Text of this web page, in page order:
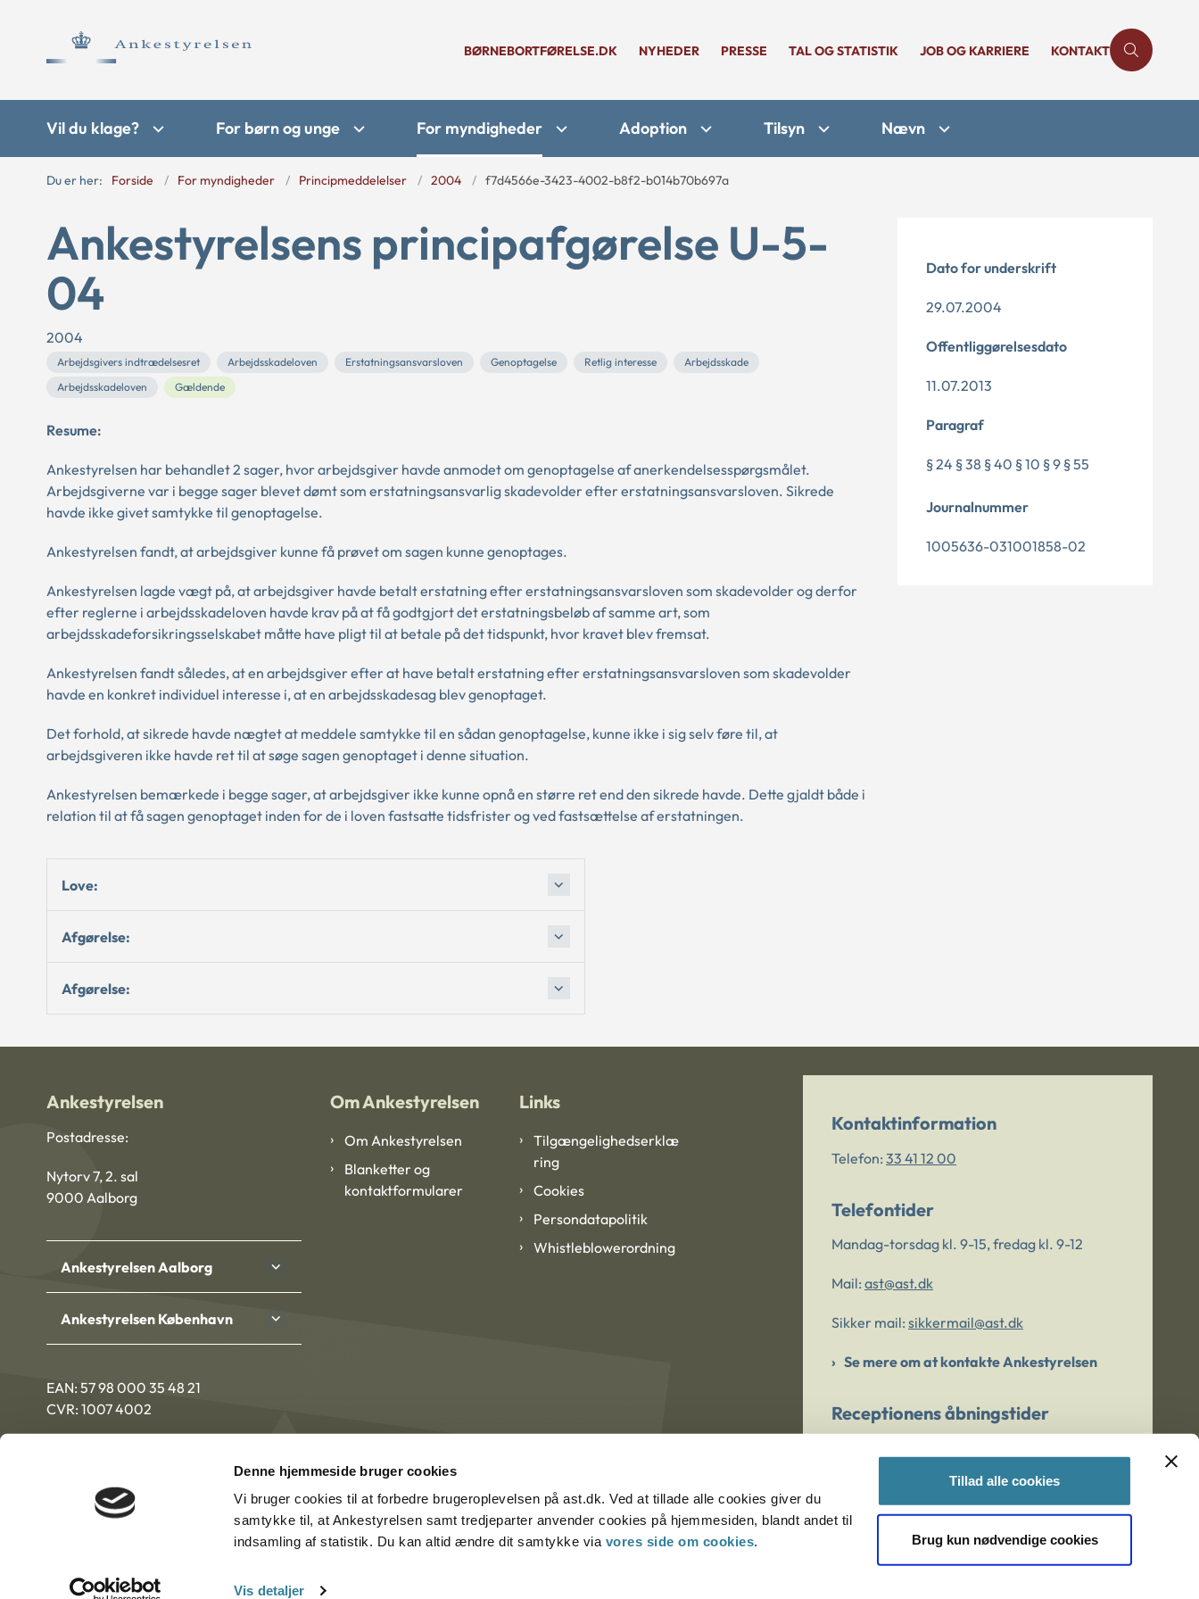
Denne hjemmeside bruger cookies
Vi bruger cookies til at forbedre brugeroplevelsen på ast.dk. Ved at tillade alle cookies giver du
samtykke til, at Ankestyrelsen samt tredjeparter anvender cookies på hjemmesiden, blandt andet til
indsamling af statistik. Du kan altid ændre dit samtykke via vores side om cookies.
Vis detaljer
Tillad alle cookies
Brug kun nødvendige cookies
BØRNEBORTFØRELSE.DK NYHEDER PRESSE TAL OG STATISTIK JOB OG KARRIERE KONTAKT
Vil du klage? For børn og unge For myndigheder Adoption Tilsyn Nævn
Du er her: Forside For myndigheder Principmeddelelser 2004 f7d4566e-3423-4002-b8f2-b014b70b697a
Ankestyrelsens principafgørelse U-5-
04
2004
Arbejdsgivers indtrædelsesret Arbejdsskadeloven Erstatningsansvarsloven Genoptagelse Retlig interesse
Arbejdsskade
Arbejdsskadeloven
Gældende
Resume:
Ankestyrelsen har behandlet 2 sager, hvor arbejdsgiver havde anmodet om genoptagelse af anerkendelsesspørgsmålet.
Arbejdsgiverne var i begge sager blevet dømt som erstatningsansvarlig skadevolder efter erstatningsansvarsloven. Sikrede
havde ikke givet samtykke til genoptagelse.
Ankestyrelsen fandt, at arbejdsgiver kunne få prøvet om sagen kunne genoptages.
Ankestyrelsen lagde vægt på, at arbejdsgiver havde betalt erstatning efter erstatningsansvarsloven som skadevolder og derfor
efter reglerne i arbejdsskadeloven havde krav på at få godtgjort det erstatningsbeløb af samme art, som
arbejdsskadeforsikringsselskabet måtte have pligt til at betale på det tidspunkt, hvor kravet blev fremsat.
Ankestyrelsen fandt således, at en arbejdsgiver efter at have betalt erstatning efter erstatningsansvarsloven som skadevolder
havde en konkret individuel interesse i, at en arbejdsskadesag blev genoptaget.
Det forhold, at sikrede havde nægtet at meddele samtykke til en sådan genoptagelse, kunne ikke i sig selv føre til, at
arbejdsgiveren ikke havde ret til at søge sagen genoptaget i denne situation.
Ankestyrelsen bemærkede i begge sager, at arbejdsgiver ikke kunne opnå en større ret end den sikrede havde. Dette gjaldt både i
relation til at få sagen genoptaget inden for de i loven fastsatte tidsfrister og ved fastsættelse af erstatningen.
Love:
Afgørelse:
Afgørelse:
Dato for underskrift
29.07.2004
Offentliggørelsesdato
11.07.2013
Paragraf
§ 24 § 38 § 40 § 10 § 9 § 55
Journalnummer
1005636-031001858-02
Ankestyrelsen
Postadresse:
Nytorv 7, 2. sal
9000 Aalborg
Ankestyrelsen Aalborg
Ankestyrelsen København
EAN: 57 98 000 35 48 21
CVR: 1007 4002
Om Ankestyrelsen
Om Ankestyrelsen
Blanketter og
kontaktformularer
Links
Tilgængelighedserklæ
ring
Cookies
Persondatapolitik
Whistleblowerordning
Kontaktinformation
Telefon: 33 41 12 00
Telefontider
Mandag-torsdag kl. 9-15, fredag kl. 9-12
Mail: ast@ast.dk
Sikker mail: sikkermail@ast.dk
Se mere om at kontakte Ankestyrelsen
Receptionens åbningstider
Er du bekymret for et barn/en ung?